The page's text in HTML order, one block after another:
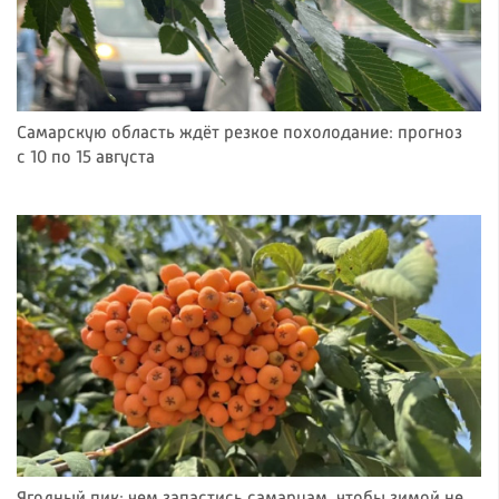
Самарскую область ждёт резкое похолодание: прогноз
с 10 по 15 августа